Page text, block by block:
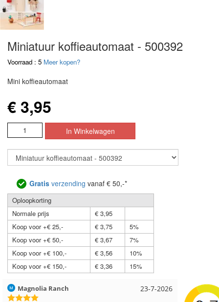
Miniatuur koffieautomaat - 500392
Voorraad : 5 Meer kopen?
Mini koffieautomaat
€ 3,95
Gratis verzending vanaf € 50,-*
Oploopkorting
Normale prijs
€ 3,95
Koop voor +€ 25,-
€ 3,75
5%
Koop voor +€ 50,-
€ 3,67
7%
Koop voor +€ 100,-
€ 3,56
10%
Koop voor +€ 150,-
€ 3,36 15%
17-7-2026
Hilde uit Loyers Loes uit